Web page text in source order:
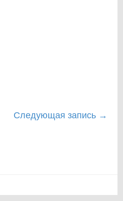
Следующая запись →